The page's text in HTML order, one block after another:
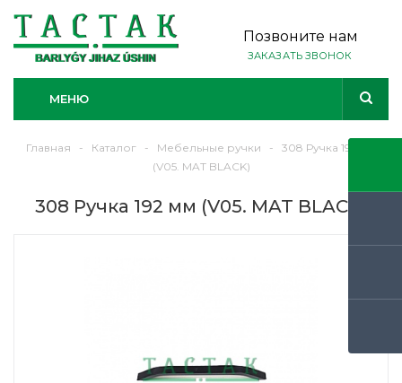
Позвоните нам
ЗАКАЗАТЬ ЗВОНОК
МЕНЮ
Главная - Каталог - Мебельные ручки -
308 Ручка 192 мм
(V05. MAT BLACK)
308 Ручка 192 мм (V05. MAT BLACK)